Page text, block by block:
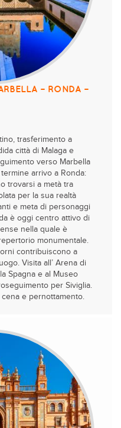
– RONDA –
trasferimento a
città di Malaga e
verso Marbella
arrivo a Ronda:
trovarsi a metà tra
per la sua realtà
e meta di personaggi
è oggi centro attivo di
nella quale è
monumentale.
contribuiscono a
Visita all’ Arena di
Spagna e al Museo
per Siviglia.
e pernottamento.